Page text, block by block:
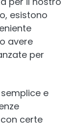
esistono
avere
per
e
certe